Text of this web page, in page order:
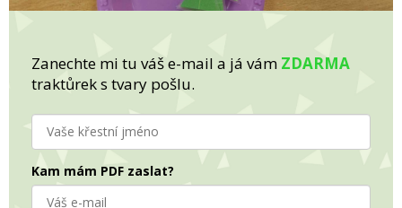
Zanechte mi tu váš e-mail a já vám ZDARMA
traktůrek s tvary pošlu.
Kam mám PDF zaslat?